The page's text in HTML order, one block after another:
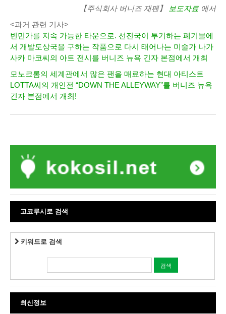
【주식회사 버니즈 재팬】
보도자료 에서
<과거 관련 기사>
빈민가를 지속 가능한 타운으로. 선진국이 투기하는 폐기물에
서 개발도상국을 구하는 작품으로 다시 태어나는 미술가 나가
사카 마코씨의 아트 전시를 버니즈 뉴욕 긴자 본점에서 개최
모노크롬의 세계관에서 많은 팬을 매료하는 현대 아티스트
LOTTA씨의 개인전 “DOWN THE ALLEYWAY”를 버니즈 뉴욕
긴자 본점에서 개최!
고코루시로 검색
키워드로 검색
최신정보